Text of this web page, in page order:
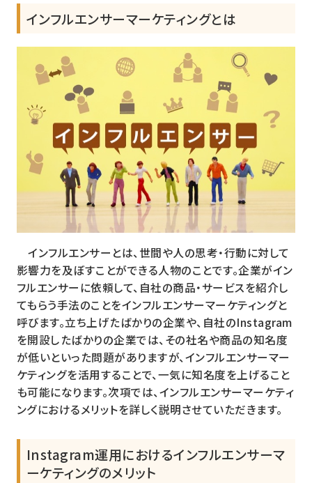
インフルエンサーマーケティングとは
インフルエンサーとは、世間や人の思考・行動に対して
影響力を及ぼすことができる人物のことです。企業がイン
フルエンサーに依頼して、自社の商品・サービスを紹介し
てもらう手法のことをインフルエンサーマーケティングと
呼びます。立ち上げたばかりの企業や、自社のInstagram
を開設したばかりの企業では、その社名や商品の知名度
が低いといった問題がありますが、インフルエンサーマー
ケティングを活用することで、一気に知名度を上げること
も可能になります。次項では、インフルエンサーマーケティ
ングにおけるメリットを詳しく説明させていただきます。
Instagram運用におけるインフルエンサーマ
ーケティングのメリット